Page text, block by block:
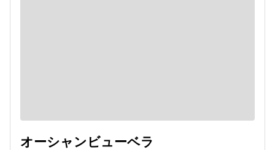
オーシャンビューベラ